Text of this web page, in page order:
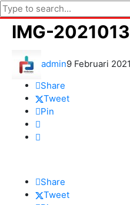
IMG-
admin9 Februari 2021
Share
Tweet
Pin
Share
Tweet